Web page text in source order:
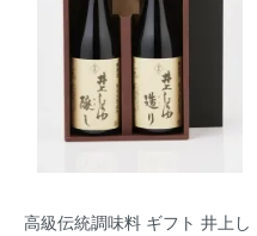
高級伝統調味料 ギフト 井上し